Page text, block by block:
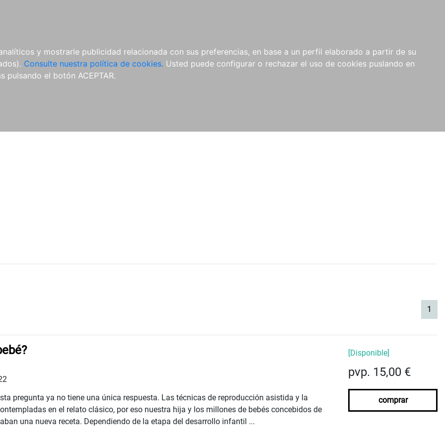
y mostrarle publicidad relacionada con sus preferencias, en base a un perfil elaborado a partir de su
Consulte nuestra política de cookies. Usted puede configurar o rechazar el uso de cookies puslando en
pulsando el botón ACEPTAR.
1
pregunta ya no tiene una única respuesta. Las técnicas de reproducción asistida y la
en el relato clásico, por eso nuestra hija y los millones de bebés concebidos de
una nueva receta. Dependiendo de la etapa del desarrollo infantil ...
[Disponible]
pvp. 15,00 €
comprar